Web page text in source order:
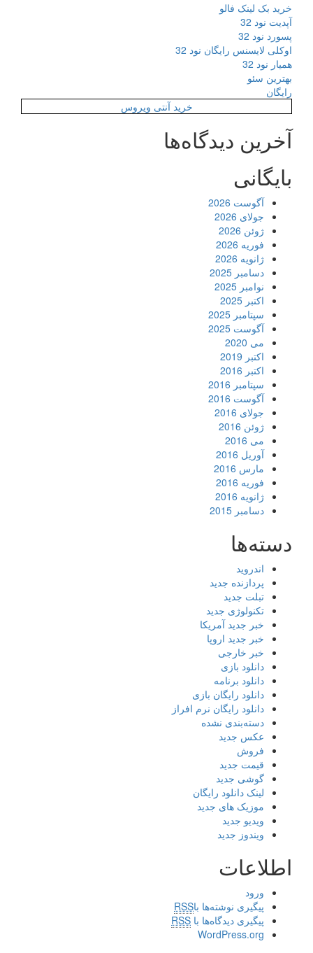
خرید بک لینک فالو
آپدیت نود 32
پسورد نود 32
اوکلی لایسنس رایگان نود 32
همیار نود 32
بهترین سئو
رایگان
خرید آنتی ویروس
آخرین دیدگاه‌ها
بایگانی
آگوست 2026
جولای 2026
ژوئن 2026
فوریه 2026
ژانویه 2026
دسامبر 2025
نوامبر 2025
اکتبر 2025
سپتامبر 2025
آگوست 2025
می 2020
اکتبر 2019
اکتبر 2016
سپتامبر 2016
آگوست 2016
جولای 2016
ژوئن 2016
می 2016
آوریل 2016
مارس 2016
فوریه 2016
ژانویه 2016
دسامبر 2015
دسته‌ها
اندروید
پردازنده جدید
تبلت جدید
تکنولوژی جدید
خبر جدید آمریکا
خبر جدید اروپا
خبر خارجی
دانلود بازی
دانلود برنامه
دانلود رایگان بازی
دانلود رایگان نرم افراز
دسته‌بندی نشده
عکس جدید
فروش
قیمت جدید
گوشی جدید
لینک دانلود رایگان
موزیک های جدید
ویدیو جدید
ویندوز جدید
اطلاعات
ورود
پیگیری نوشته‌ها باRSS
پیگیری دیدگاه‌ها با RSS
WordPress.org